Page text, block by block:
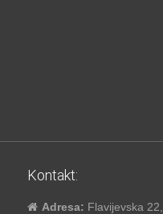
Kontakt:
Adresa: Flavijevska